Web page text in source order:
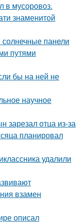
в мусоровоз.
знаменитой
панели
путями
бы на ней не
научное
зарезал отца из-за
планировал
удалили
взамен
описал